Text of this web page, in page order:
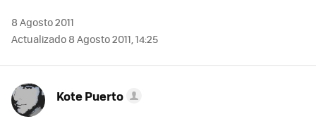
8 Agosto 2011
Actualizado 8 Agosto 2011, 14:25
Kote Puerto